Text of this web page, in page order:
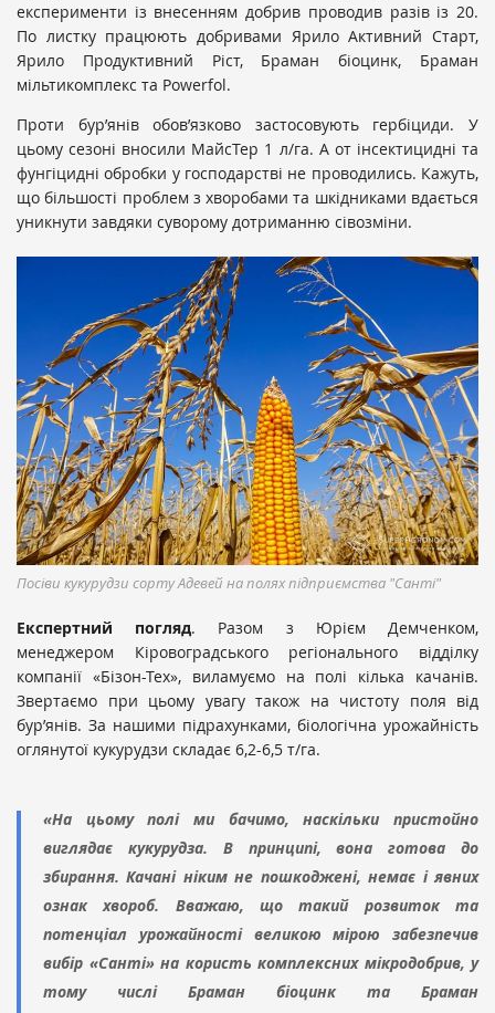
експерименти із внесенням добрив проводив разів із 20.
По листку працюють добривами Ярило Активний Старт,
Ярило Продуктивний Ріст, Браман біоцинк, Браман
мільтикомплекс та Powerfol.
Проти бур’янів обов’язково застосовують гербіциди. У
цьому сезоні вносили МайсТер 1 л/га. А от інсектицидні та
фунгіцидні обробки у господарстві не проводились. Кажуть,
що більшості проблем з хворобами та шкідниками вдається
уникнути завдяки суворому дотриманню сівозміни.
Посіви кукурудзи сорту Адевей на полях підприємства "Санті"
Експертний погляд. Разом з Юрієм Демченком,
менеджером Кіровоградського регіонального відділку
компанії «Бізон-Тех», виламуємо на полі кілька качанів.
Звертаємо при цьому увагу також на чистоту поля від
бур’янів. За нашими підрахунками, біологічна урожайність
оглянутої кукурудзи складає 6,2-6,5 т/га.
«На цьому полі ми бачимо, наскільки пристойно
виглядає кукурудза. В принципі, вона готова до
збирання. Качані ніким не пошкоджені, немає і явних
ознак хвороб. Вважаю, що такий розвиток та
потенціал урожайності великою мірою забезпечив
вибір «Санті» на користь комплексних мікродобрив, у
тому числі Браман біоцинк та Браман